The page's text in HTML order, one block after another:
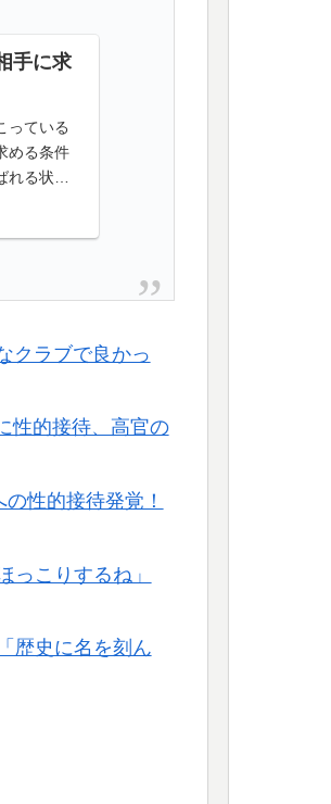
手に求
っている
める条件
る状態
クラブで良かっ
性的接待、高官の
性的接待発覚！
こりするね」
歴史に名を刻ん